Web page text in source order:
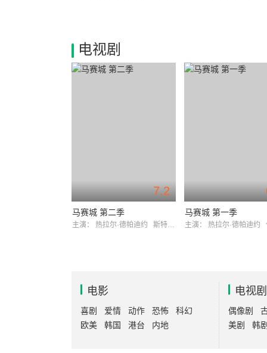
电视剧
7.2
马赛城 第二季
主演： 热拉尔·德帕迪约 斯特芬·凯亚尔
马赛城 第一季
主演： 热拉尔·德帕迪约
电影
喜剧 爱情 动作 恐怖
科幻
欧美
韩国 港台 内地
电视剧
偶像剧
美剧
韩